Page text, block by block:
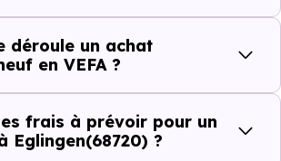
question. Voici les repères de
un achat immobilier à Eglingen
déroule un achat
en VEFA ?
frais à prévoir pour un
Eglingen(68720) ?